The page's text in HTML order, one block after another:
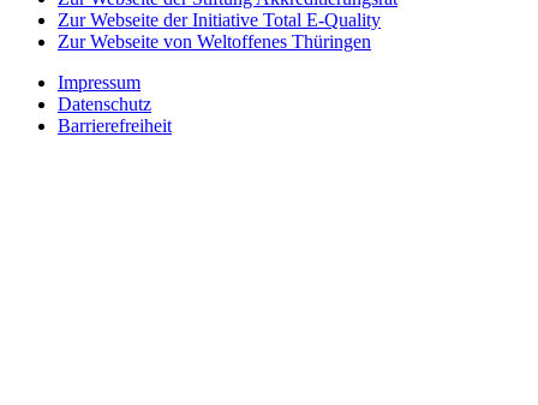
Zur Webseite der Initiative Total E-Quality
Zur Webseite von Weltoffenes Thüringen
Impressum
Datenschutz
Barrierefreiheit